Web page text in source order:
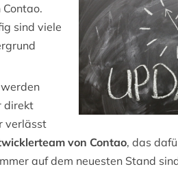
Contao.
sind viele
direkt
verlässt
von Contao, das
auf dem neuesten Stand